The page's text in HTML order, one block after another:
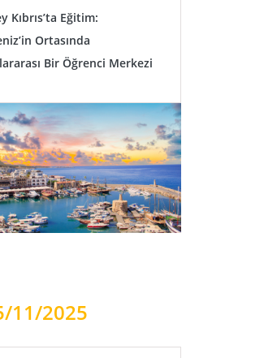
Kıbrıs’ta Eğitim:
Ortasında
Bir Öğrenci Merkezi
11/2025